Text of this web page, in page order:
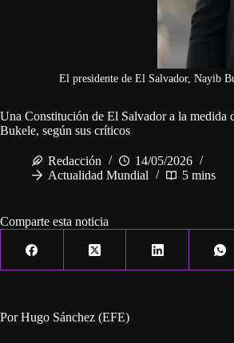
El presidente de El Salvador, Nayib
Una Constitución de El Salvador a la medida
Bukele, según sus críticos
Redacción
14/05/2026
Actualidad Mundial
5 mins
Comparte esta noticia
Por Hugo Sánchez (EFE)